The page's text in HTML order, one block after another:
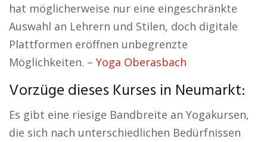
hat möglicherweise nur eine eingeschränkte
Auswahl an Lehrern und Stilen, doch digitale
Plattformen eröffnen unbegrenzte
Möglichkeiten. – Yoga Oberasbach
Vorzüge dieses Kurses in Neumarkt:
Es gibt eine riesige Bandbreite an Yogakursen,
die sich nach unterschiedlichen Bedürfnissen